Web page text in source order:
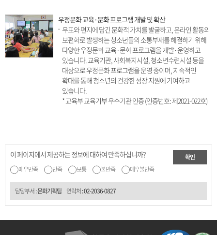
우정문화 교육·문화 프로그램 개발 및 확산
우표와 편지에 담긴 문화적 가치를 발굴하고, 온라인 활동의
보편화로 발생하는 청소년들의 소통부재를 해결하기 위해
다양한 우정문화 교육·문화 프로그램을 개발·운영하고
있습니다. 교육기관, 사회복지시설, 청소년수련시설 등을
대상으로 우정문화 프로그램을 운영 중이며, 지속적인
확대를 통해 청소년의 건강한 성장 지원에 기여하고
있습니다.
* 교육부 교육기부 우수기관 인증 (인증번호: 제2021-022호)
이 페이지에서 제공하는 정보에 대하여 만족하십니까?
매우만족 만족 보통 불만족 매우불만족
확인
담당부서: 문화기획팀 연락처:02-2036-0827